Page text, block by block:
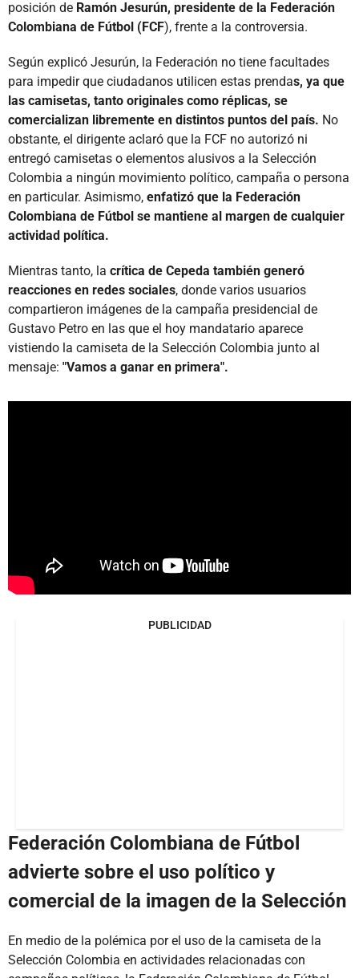
posición de Ramón Jesurún, presidente de la Federación
Colombiana de Fútbol (FCF), frente a la controversia.
Según explicó Jesurún, la Federación no tiene facultades
para impedir que ciudadanos utilicen estas prendas, ya que
las camisetas, tanto originales como réplicas, se
comercializan libremente en distintos puntos del país. No
obstante, el dirigente aclaró que la FCF no autorizó ni
entregó camisetas o elementos alusivos a la Selección
Colombia a ningún movimiento político, campaña o persona
en particular. Asimismo, enfatizó que la Federación
Colombiana de Fútbol se mantiene al margen de cualquier
actividad política.
Mientras tanto, la crítica de Cepeda también generó
reacciones en redes sociales, donde varios usuarios
compartieron imágenes de la campaña presidencial de
Gustavo Petro en las que el hoy mandatario aparece
vistiendo la camiseta de la Selección Colombia junto al
mensaje: "Vamos a ganar en primera".
PUBLICIDAD
Federación Colombiana de Fútbol
advierte sobre el uso político y
comercial de la imagen de la Selección
En medio de la polémica por el uso de la camiseta de la
Selección Colombia en actividades relacionadas con